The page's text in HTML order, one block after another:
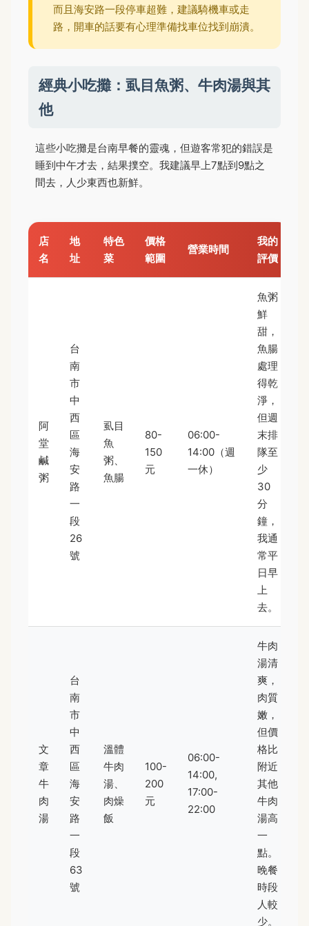
而且海安路一段停車超難，建議騎機車或走
路，開車的話要有心理準備找車位找到崩潰。
經典小吃攤：虱目魚粥、牛肉湯與其
他
這些小吃攤是台南早餐的靈魂，但遊客常犯的錯誤是
睡到中午才去，結果撲空。我建議早上7點到9點之
間去，人少東西也新鮮。
店
名
地
址
特色
菜
價格
範圍
營業時間
我的
評價
阿
堂
鹹
粥
台
南
市
中
西
區
海
安
路
一
段
26
號
虱目
魚
粥、
魚腸
80-
150
元
06:00-
14:00（週
一休）
魚粥
鮮
甜，
魚腸
處理
得乾
淨，
但週
末排
隊至
少
30
分
鐘，
我通
常平
日早
上
去。
文
章
牛
肉
湯
台
南
市
中
西
區
海
安
路
一
段
63
號
溫體
牛肉
湯、
肉燥
飯
100-
200
元
06:00-
14:00,
17:00-
22:00
牛肉
湯清
爽，
肉質
嫩，
但價
格比
附近
其他
牛肉
湯高
一
點。
晚餐
時段
人較
少。